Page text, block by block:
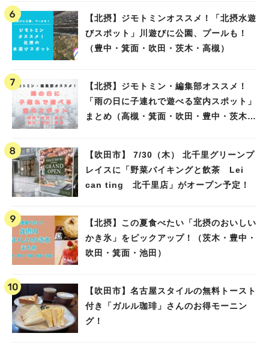
【北摂】ジモトミンオススメ！「北摂水遊
びスポット」川遊びに公園、プールも！
（豊中・箕面・吹田・茨木・高槻）
【北摂】ジモトミン・編集部オススメ！
「雨の日に子連れで遊べる室内スポット」
まとめ（高槻・箕面・吹田・豊中・茨木・
【吹田市】 7/30（木） 北千里グリーンプ
レイスに「野菜バイキングと飲茶 Lei
can ting 北千里店」がオープン予定！
【北摂】この夏食べたい「北摂のおいしい
かき氷」をピックアップ！（茨木・豊中・
吹田・箕面・池田）
【吹田市】名古屋スタイルの無料トースト
付き「ガルル珈琲」さんのお得モーニン
グ！